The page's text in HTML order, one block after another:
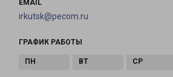
EMAIL
irkutsk@pecom.ru
ГРАФИК РАБОТЫ